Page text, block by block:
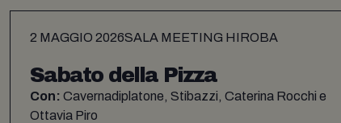
2 MAGGIO 2026SALA MEETING HIROBA
Sabato della Pizza
Con: Cavernadiplatone, Stibazzi, Caterina Rocchi e
Ottavia Piro